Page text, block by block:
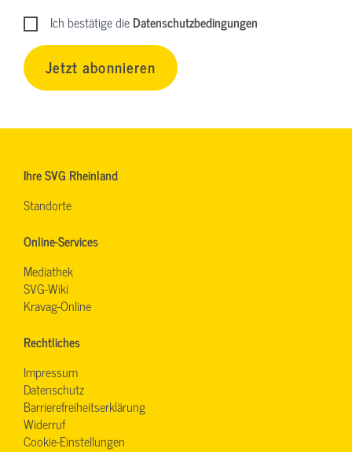
Ich bestätige dieDatenschutzbedingungen
Jetzt abonnieren
Ihre SVG Rheinland
Standorte
Online-Services
Mediathek
SVG-Wiki
Kravag-Online
Rechtliches
Impressum
Datenschutz
Barrierefreiheitserklärung
Widerruf
Cookie-Einstellungen